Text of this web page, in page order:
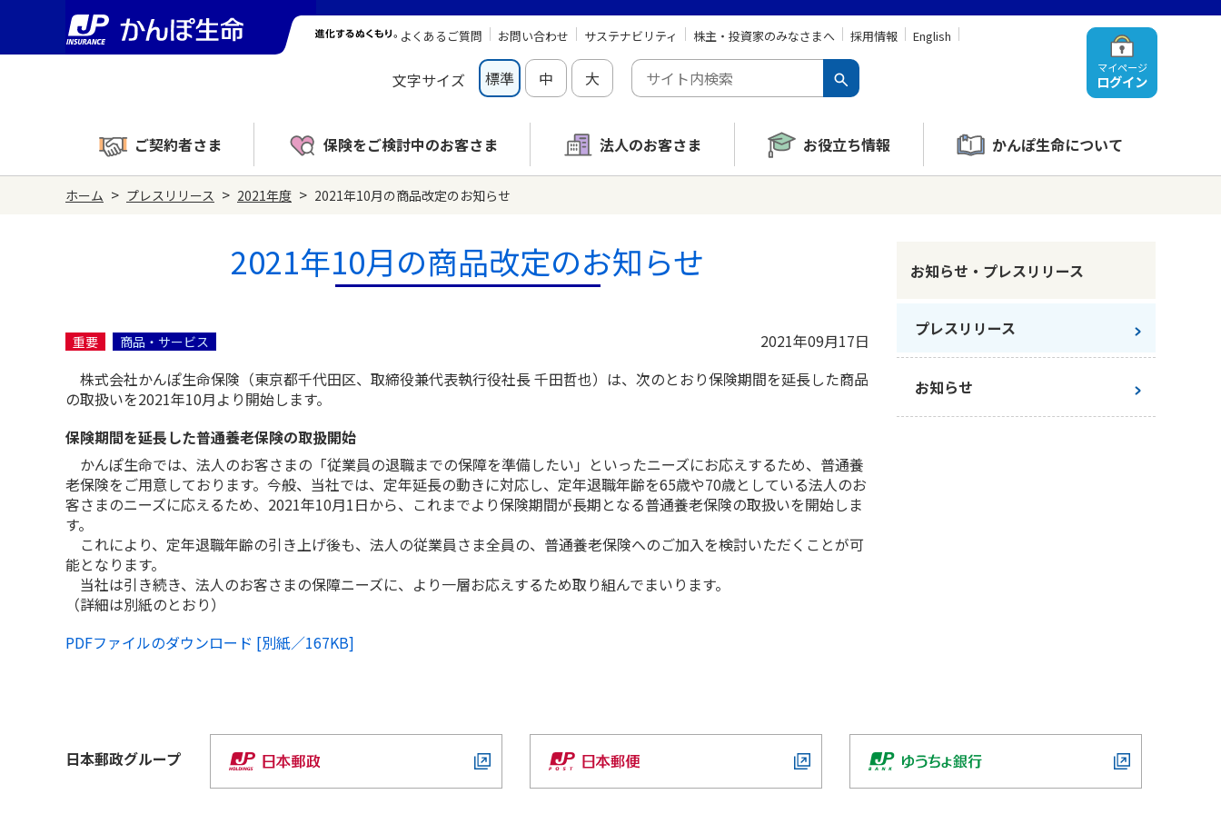
マイページ
ログイン
よくあるご質問 お問い合わせ サステナビリティ 株主・投資家のみなさまへ 採用情報 English
文字サイズ 標準 中 大
ご契約者さま 保険をご検討中のお客さま 法人のお客さま お役立ち情報 かんぽ生命について
ホーム > プレスリリース > 2021年度 > 2021年10月の商品改定のお知らせ
2021年10月の商品改定のお知らせ
重要 商品・サービス
2021年09月17日
株式会社かんぽ生命保険（東京都千代田区、取締役兼代表執行役社長 千田哲也）は、次のとおり保険期間を延長した商品
の取扱いを2021年10月より開始します。
保険期間を延長した普通養老保険の取扱開始
かんぽ生命では、法人のお客さまの「従業員の退職までの保障を準備したい」といったニーズにお応えするため、普通養
老保険をご用意しております。今般、当社では、定年延長の動きに対応し、定年退職年齢を65歳や70歳としている法人のお
客さまのニーズに応えるため、2021年10月1日から、これまでより保険期間が長期となる普通養老保険の取扱いを開始しま
す。
これにより、定年退職年齢の引き上げ後も、法人の従業員さま全員の、普通養老保険へのご加入を検討いただくことが可
能となります。
当社は引き続き、法人のお客さまの保障ニーズに、より一層お応えするため取り組んでまいります。
（詳細は別紙のとおり）
PDFファイルのダウンロード [別紙／167KB]
お知らせ・プレスリリース
プレスリリース
お知らせ
日本郵政グループ